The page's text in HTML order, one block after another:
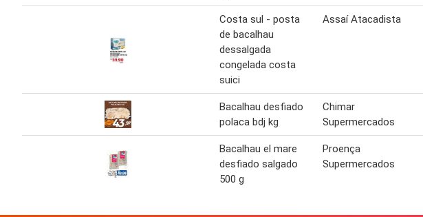
Costa sul - posta
de bacalhau
dessalgada
congelada costa
suici
Assaí Atacadista
Bacalhau desfiado
polaca bdj kg
Chimar
Supermercados
Bacalhau el mare
desfiado salgado
500 g
Proença
Supermercados